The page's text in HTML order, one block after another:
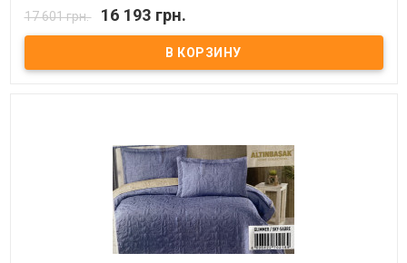
Постельное белье Valeron евро Простынь: 270x260 см.
Пододеяльник: 200x220 см. Наволочка: 50х70 см - 4 шт Ткань:
сатин Premium, 100% египетский хлопок. Производитель: Турция.
Торговая марка: Valeron. Упаковка: пвх + тестильная сумка.
17 601 грн. 16 193 грн.